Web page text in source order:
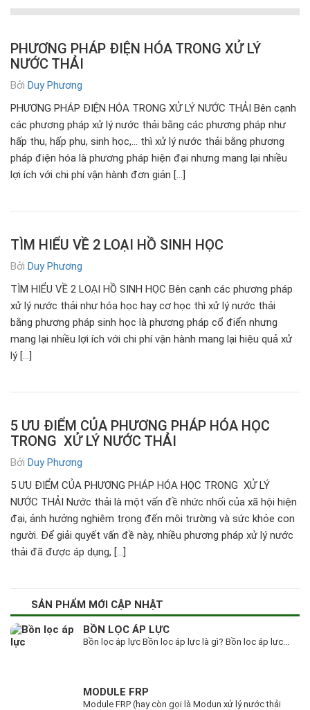
PHƯƠNG PHÁP ĐIỆN HÓA TRONG XỬ LÝ
NƯỚC THẢI
Bởi Duy Phương
PHƯƠNG PHÁP ĐIỆN HÓA TRONG XỬ LÝ NƯỚC THẢI Bên cạnh
các phương pháp xử lý nước thải bằng các phương pháp như
hấp thụ, hấp phụ, sinh học,… thì xử lý nước thải bằng phương
pháp điện hóa là phương pháp hiện đại nhưng mang lại nhiều
lợi ích với chi phí vận hành đơn giản […]
TÌM HIỂU VỀ 2 LOẠI HỒ SINH HỌC
Bởi Duy Phương
TÌM HIỂU VỀ 2 LOẠI HỒ SINH HỌC Bên cạnh các phương pháp
xử lý nước thải như hóa học hay cơ học thì xử lý nước thải
bằng phương pháp sinh học là phương pháp cổ điển nhưng
mang lại nhiều lợi ích với chi phí vận hành mang lại hiệu quả xử
lý […]
5 ƯU ĐIỂM CỦA PHƯƠNG PHÁP HÓA HỌC
TRONG XỬ LÝ NƯỚC THẢI
Bởi Duy Phương
5 ƯU ĐIỂM CỦA PHƯƠNG PHÁP HÓA HỌC TRONG XỬ LÝ
NƯỚC THẢI Nước thải là một vấn đề nhức nhối của xã hội hiện
đại, ảnh hưởng nghiêm trọng đến môi trường và sức khỏe con
người. Để giải quyết vấn đề này, nhiều phương pháp xử lý nước
thải đã được áp dụng, […]
SẢN PHẨM MỚI CẬP NHẬT
BỒN LỌC ÁP LỰC
Bồn lọc áp lực Bồn lọc áp lực là gì? Bồn lọc áp lực...
MODULE FRP
Module FRP (hay còn gọi là Modun xử lý nước thải